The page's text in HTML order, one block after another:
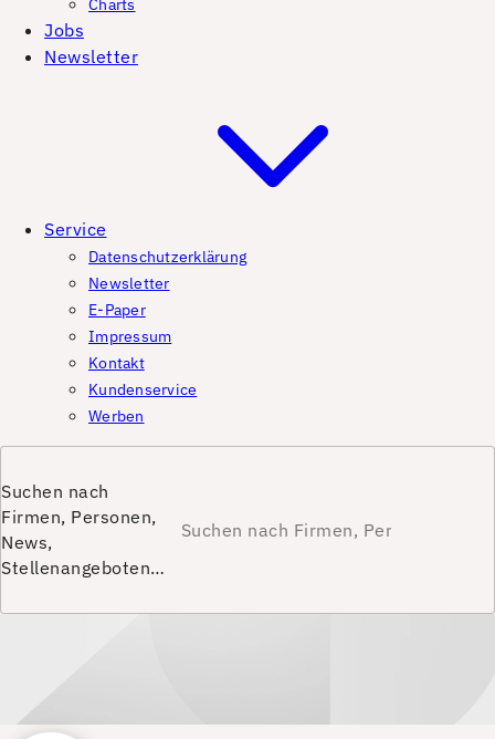
Charts
Jobs
Newsletter
Service
Datenschutzerklärung
Newsletter
E-Paper
Impressum
Kontakt
Kundenservice
Werben
Suchen nach
Firmen, Personen,
News,
Stellenangeboten…